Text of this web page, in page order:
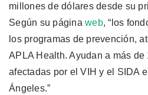
millones de dólares desde su
Según su página web, “los
los programas de prevención,
APLA Health. Ayudan a más de
afectadas por el VIH y el SIDA
Ángeles.”